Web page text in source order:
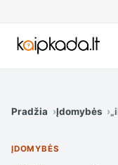
Pradžia Įdomybės
ĮDOMYBĖS